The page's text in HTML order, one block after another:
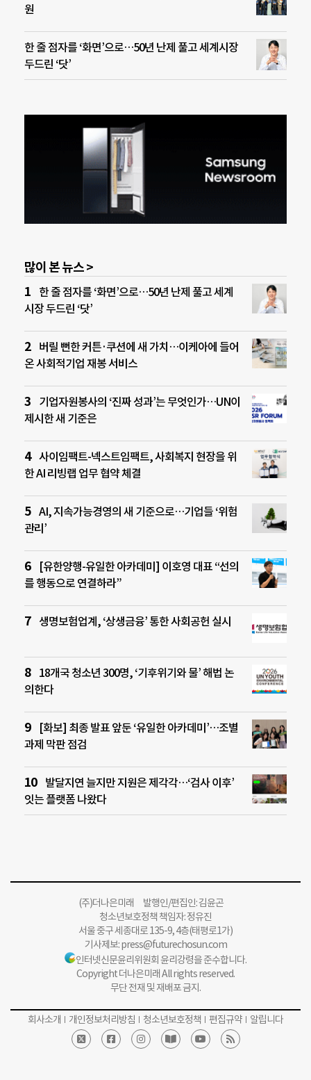
원
한 줄 점자를 ‘화면’으로…50년 난제 풀고 세계시장
두드린 ‘닷’
많이 본 뉴스 >
한 줄 점자를 ‘화면’으로…50년 난제 풀고 세계
시장 두드린 ‘닷’
버릴 뻔한 커튼·쿠션에 새 가치…이케아에 들어
온 사회적기업 재봉 서비스
기업자원봉사의 ‘진짜 성과’는 무엇인가…UN이
제시한 새 기준은
사이임팩트-넥스트임팩트, 사회복지 현장을 위
한 AI 리빙랩 업무 협약 체결
AI, 지속가능경영의 새 기준으로…기업들 ‘위험
관리’
[유한양행-유일한 아카데미] 이호영 대표 “선의
를 행동으로 연결하라”
생명보험업계, ‘상생금융’ 통한 사회공헌 실시
18개국 청소년 300명, ‘기후위기와 물’ 해법 논
의한다
[화보] 최종 발표 앞둔 ‘유일한 아카데미’…조별
과제 막판 점검
발달지연 늘지만 지원은 제각각…‘검사 이후’
잇는 플랫폼 나왔다
(주)더나은미래 발행인/편집인: 김윤곤
청소년보호정책 책임자: 정유진
서울 중구 세종대로 135-9, 4층(태평로1가)
기사제보:press@futurechosun.com
인터넷신문윤리위원회 윤리강령을 준수합니다.
Copyright 더나은미래 All rights reserved.
무단 전재 및 재배포 금지.
회사소개 개인정보처리방침 청소년보호정책 편집규약 알립니다